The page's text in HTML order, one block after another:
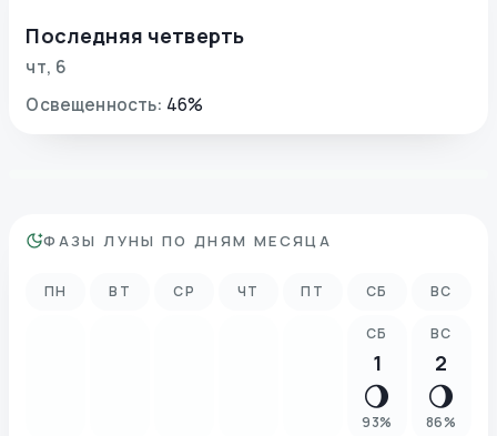
Последняя четверть
чт, 6
Освещенность: 46%
ФАЗЫ ЛУНЫ ПО ДНЯМ МЕСЯЦА
ПН ВТ СР ЧТ ПТ СБ ВС
СБ
1
🌖
93%
ВС
2
🌖
86%